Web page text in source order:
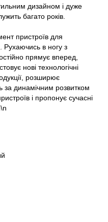
дизайном і дуже
багато років.
пристроїв для
в ногу з
прямує вперед,
нові технологічні
розширює
за динамічним розвитком
і пропонує сучасні